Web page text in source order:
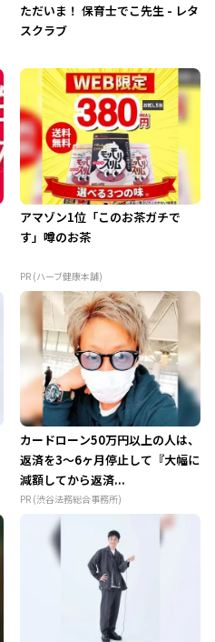
ただいま！ 保育士でこ先生 - レタ
スクラブ
アマゾン1位「このお茶ガチで
す」噂のお茶
PR (ハーブ健康本舗)
カードローン50万円以上の人は、
返済を3～6ヶ月停止して『大幅に
減額してから返済...
PR (渋谷法務総合事務所)